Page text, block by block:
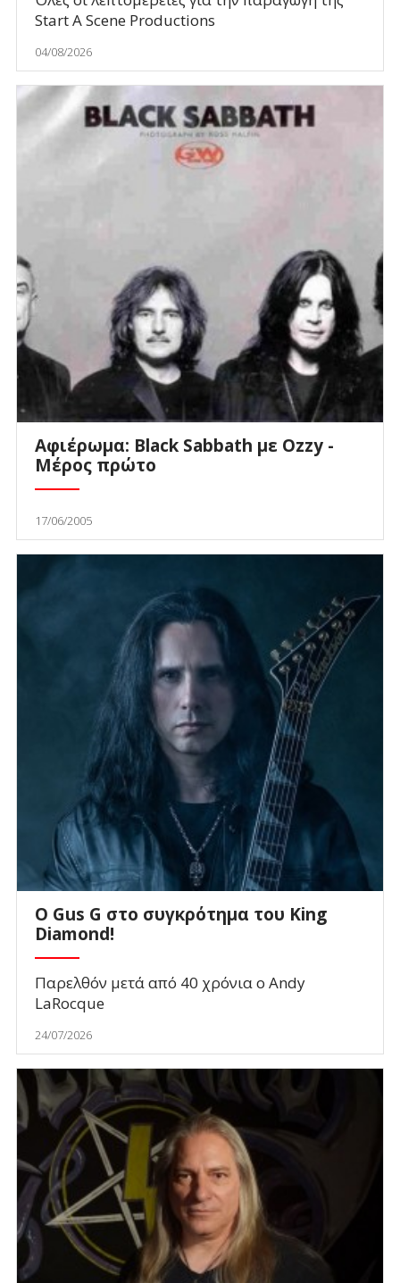
Start A Scene Productions
04/08/2026
Αφιέρωμα: Black Sabbath με Ozzy -
Μέρος πρώτο
17/06/2005
O Gus G στο συγκρότημα του King
Diamond!
Παρελθόν μετά από 40 χρόνια ο Andy
LaRocque
24/07/2026